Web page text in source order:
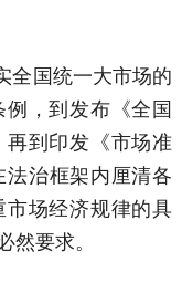
国统一大市场的
，到发布《全国
到印发《市场准
治框架内厘清各
场经济规律的具
然要求。